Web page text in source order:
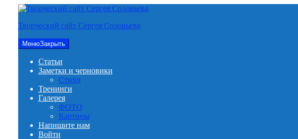
Перейти
содержимому
Творческий сайт Сергея Соловьева
МенюЗакрыть
Статьи
Заметки и черновики
Стихи
Тренинги
Галерея
ФОТО
Картины
Напишите нам
Войти